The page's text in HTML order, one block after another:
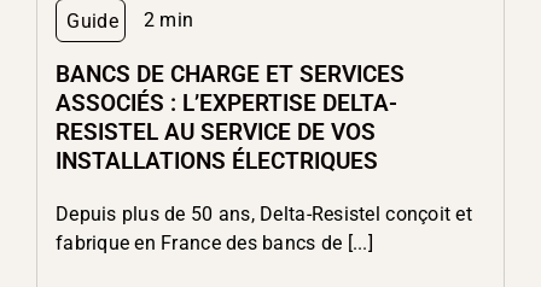
Guide 2 min
BANCS DE CHARGE ET SERVICES
ASSOCIÉS : L’EXPERTISE DELTA-
RESISTEL AU SERVICE DE VOS
INSTALLATIONS ÉLECTRIQUES
Depuis plus de 50 ans, Delta-Resistel conçoit et
fabrique en France des bancs de [...]